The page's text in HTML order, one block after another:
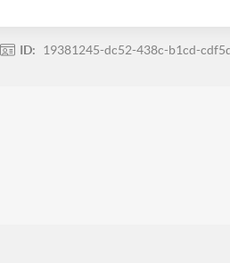
ID: 19381245-dc52-438c-b1cd-